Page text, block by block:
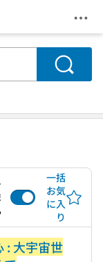
メ
検索
一括
お気
に入
り
: 大宇宙世